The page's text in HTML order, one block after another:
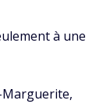
à une
Marguerite,